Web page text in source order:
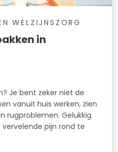
WELZIJNSZORG
in
Je bent zeker niet de
vanuit huis werken, zien
rugproblemen. Gelukkig
pijn rond te